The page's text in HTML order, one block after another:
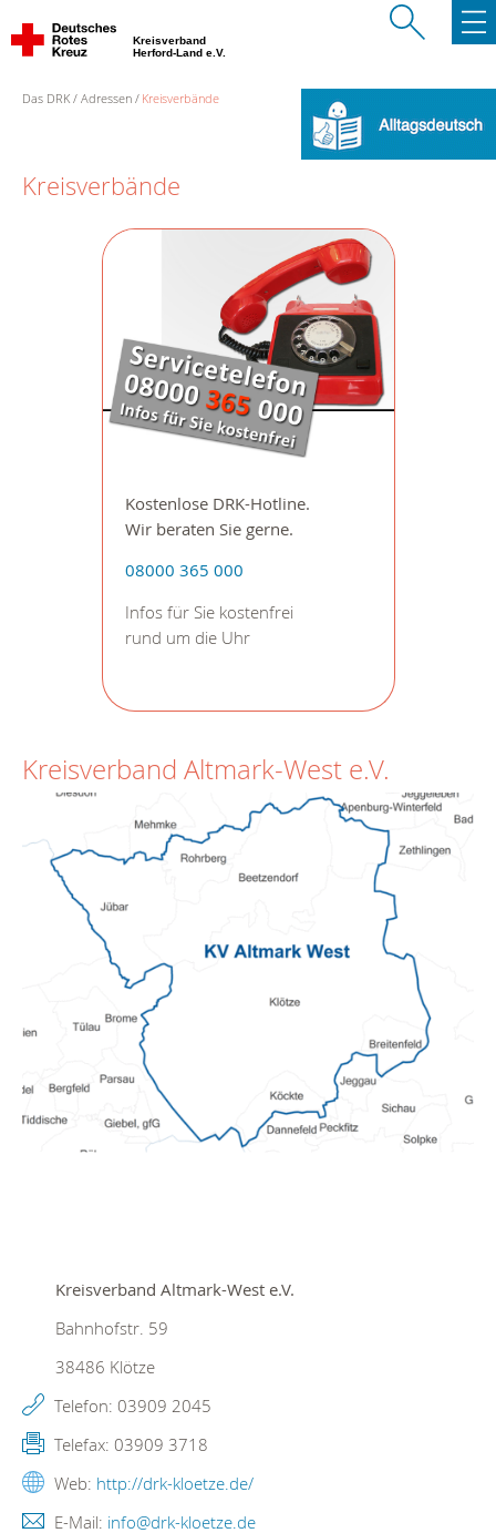
Kreisverband
Herford-Land e.V.
Das DRK Adressen Kreisverbände
Kreisverbände
Kostenlose DRK-Hotline.
Wir beraten Sie gerne.
08000 365 000
Infos für Sie kostenfrei
rund um die Uhr
Kreisverband Altmark-West e.V.
Kreisverband Altmark-West e.V.
Bahnhofstr. 59
38486 Klötze
Telefon: 03909 2045
Telefax: 03909 3718
Web: http://drk-kloetze.de/
E-Mail: info@drk-kloetze.de